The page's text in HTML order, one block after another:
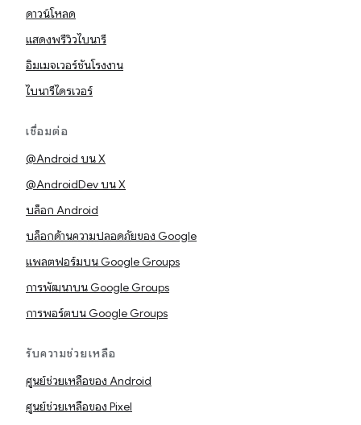
ดาวน์โหลด
แสดงพรีวิวไบนารี
อิมเมจเวอร์ชันโรงงาน
ไบนารีไดรเวอร์
เชื่อมต่อ
@Android บน X
@AndroidDev บน X
บล็อก Android
บล็อกด้านความปลอดภัยของ Google
แพลตฟอร์มบน Google Groups
การพัฒนาบน Google Groups
การพอร์ตบน Google Groups
รับความช่วยเหลือ
ศูนย์ช่วยเหลือของ Android
ศูนย์ช่วยเหลือของ Pixel